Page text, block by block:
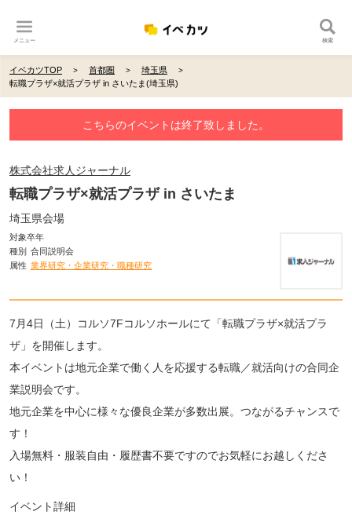
メニュー 検索
イベカツTOP 首都圏
埼玉県
転職プラザ×就活プラザ in さいたま(埼玉県)
こちらのイベントは終了致しました。
株式会社求人ジャーナル
転職プラザ×就活プラザ in さいたま
埼玉県会場
対象卒年
種別 合同説明会
属性 業界研究・企業研究・職種研究
7月4日（土）コルソ7Fコルソホールにて「転職プラザ×就活プラ
ザ」を開催します。
本イベントは地元企業で働く人を応援する転職／就活向けの合同企
業説明会です。
地元企業を中心に様々な優良企業が多数出展。つながるチャンスで
す！
入場無料・服装自由・履歴書不要ですのでお気軽にお越しくださ
い！
イベント詳細